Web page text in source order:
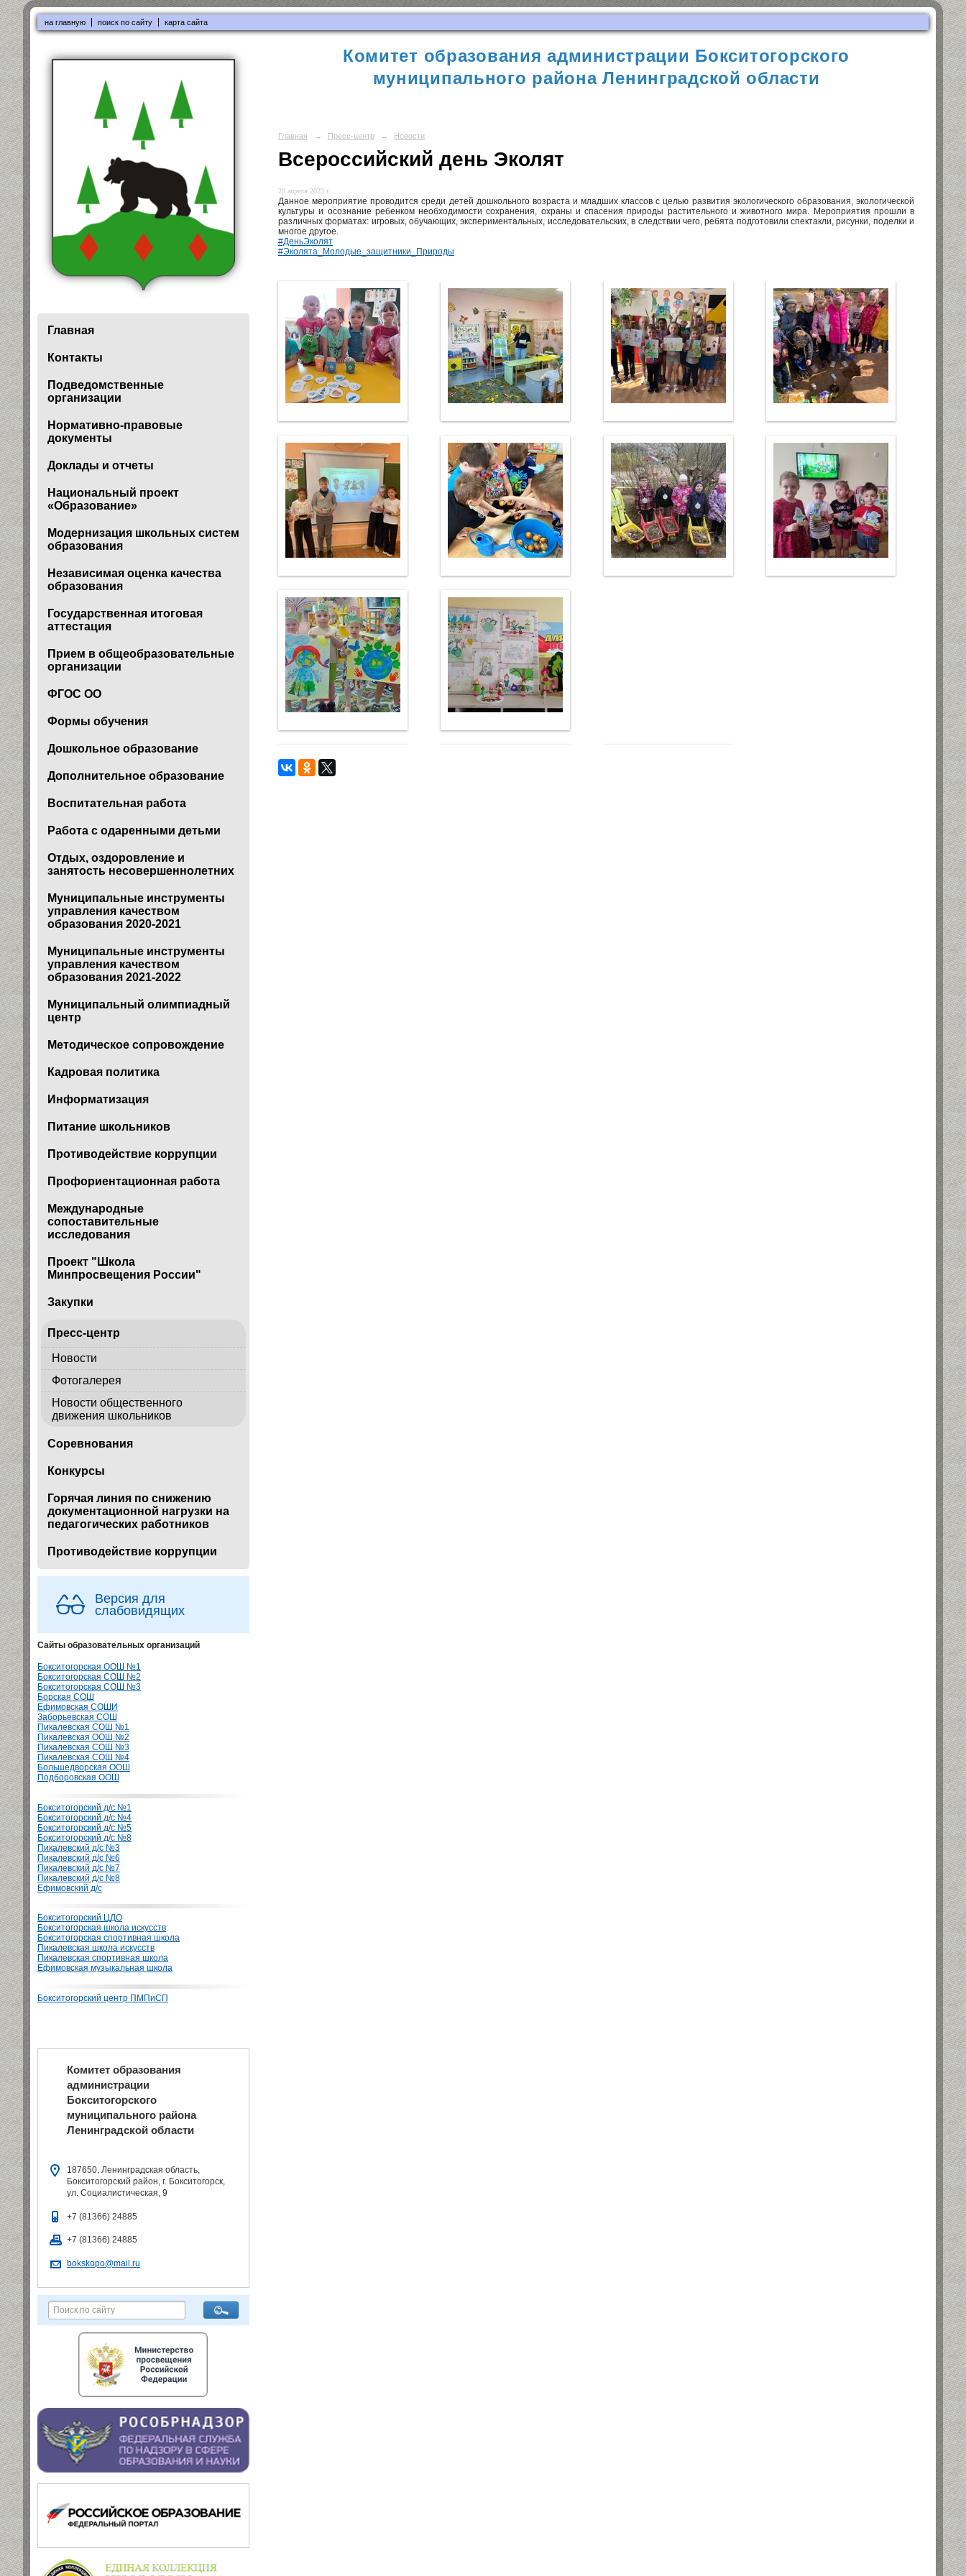
на главную поиск по сайту карта сайта
Главная
Контакты
Подведомственные
организации
Нормативно-правовые
документы
Доклады и отчеты
Национальный проект
«Образование»
Модернизация школьных систем
образования
Независимая оценка качества
образования
Государственная итоговая
аттестация
Прием в общеобразовательные
организации
ФГОС ОО
Формы обучения
Дошкольное образование
Дополнительное образование
Воспитательная работа
Работа с одаренными детьми
Отдых, оздоровление и
занятость несовершеннолетних
Муниципальные инструменты
управления качеством
образования 2020-2021
Муниципальные инструменты
управления качеством
образования 2021-2022
Муниципальный олимпиадный
центр
Методическое сопровождение
Кадровая политика
Информатизация
Питание школьников
Противодействие коррупции
Профориентационная работа
Международные
сопоставительные
исследования
Проект "Школа
Минпросвещения России"
Закупки
Пресс-центр
Новости
Фотогалерея
Новости общественного
движения школьников
Соревнования
Конкурсы
Горячая линия по снижению
документационной нагрузки на
педагогических работников
Противодействие коррупции
Версия для
слабовидящих
Сайты образовательных организаций
Бокситогорская ООШ №1
Бокситогорская СОШ №2
Бокситогорская СОШ №3
Борская СОШ
Ефимовская СОШИ
Заборьевская СОШ
Пикалевская СОШ №1
Пикалевская ООШ №2
Пикалевская СОШ №3
Пикалевская СОШ №4
Большедворская ООШ
Подборовская ООШ
Бокситогорский д/с №1
Бокситогорский д/с №4
Бокситогорский д/с №5
Бокситогорский д/с №8
Пикалевский д/с №3
Пикалевский д/с №6
Пикалевский д/с №7
Пикалевский д/с №8
Ефимовский д/с
Бокситогорский ЦДО
Бокситогорская школа искусств
Бокситогорская спортивная школа
Пикалевская школа искусств
Пикалевская спортивная школа
Ефимовская музыкальная школа
Бокситогорский центр ПМПиСП
Комитет образования
администрации
Бокситогорского
муниципального района
Ленинградской области
187650, Ленинградская область,
Бокситогорский район, г. Бокситогорск,
ул. Социалистическая, 9
+7 (81366) 24885
+7 (81366) 24885
bokskopo@mail.ru
Комитет образования администрации Бокситогорского
муниципального района Ленинградской области
Главная → Пресс-центр → Новости
Всероссийский день Эколят
28 апреля 2023 г.
Данное мероприятие проводится среди детей дошкольного возраста и младших классов с целью развития экологического образования, экологической
культуры и осознание ребенком необходимости сохранения, охраны и спасения природы растительного и животного мира. Мероприятия прошли в
различных форматах: игровых, обучающих, экспериментальных, исследовательских, в следствии чего, ребята подготовили спектакли, рисунки, поделки и
многое другое.
#ДеньЭколят
#Эколята_Молодые_защитники_Природы